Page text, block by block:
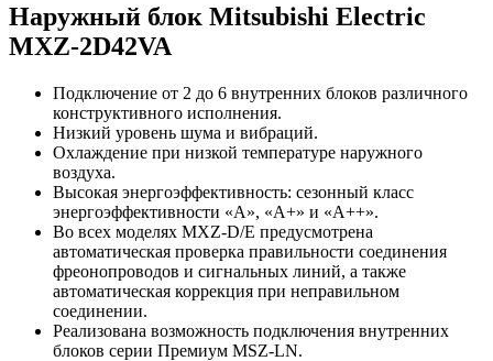
Наружный блок Mitsubishi Electric
MXZ-2D42VA
Подключение от 2 до 6 внутренних блоков различного
конструктивного исполнения.
Низкий уровень шума и вибраций.
Охлаждение при низкой температуре наружного
воздуха.
Высокая энергоэффективность: сезонный класс
энергоэффективности «А», «А+» и «А++».
Во всех моделях MXZ-D/E предусмотрена
aвтоматическая проверка правильности соединения
фреонопроводов и сигнальных линий, а также
автоматическая коррекция при неправильном
соединении.
Реализована возможность подключения внутренних
блоков серии Премиум MSZ-LN.